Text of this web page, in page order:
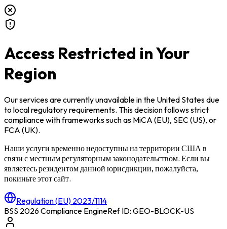
Access Restricted in Your
Region
Our services are currently unavailable inthe United Statesdue
to local regulatory requirements. This decision follows strict
compliance with frameworks such as MiCA (EU), SEC (US), or
FCA (UK).
Наши услуги временно недоступны на территории США в
связи с местным регуляторным законодательством. Если вы
являетесь резидентом данной юрисдикции, пожалуйста,
покиньте этот сайт.
Regulation (EU) 2023/1114
BSS 2026 Compliance EngineRef ID: GEO-BLOCK-US